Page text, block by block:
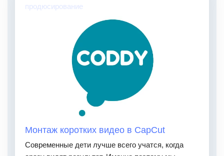
продюсирование
Монтаж коротких видео в CapCut
Современные дети лучше всего учатся, когда